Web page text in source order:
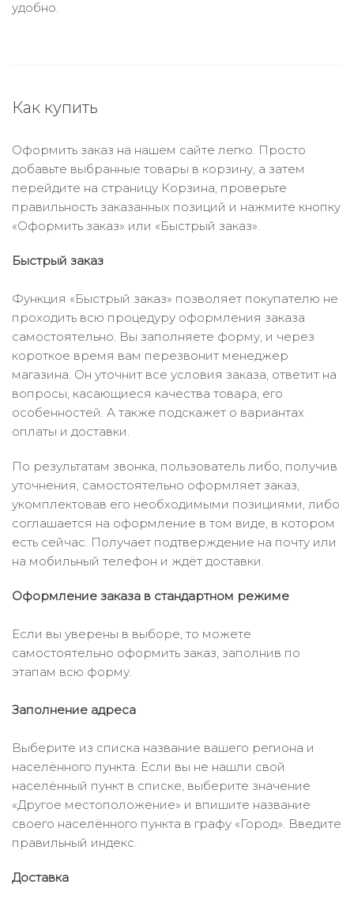
удобно.
Как купить
Оформить заказ на нашем сайте легко. Просто
добавьте выбранные товары в корзину, а затем
перейдите на страницу Корзина, проверьте
правильность заказанных позиций и нажмите кнопку
«Оформить заказ» или «Быстрый заказ».
Быстрый заказ
Функция «Быстрый заказ» позволяет покупателю не
проходить всю процедуру оформления заказа
самостоятельно. Вы заполняете форму, и через
короткое время вам перезвонит менеджер
магазина. Он уточнит все условия заказа, ответит на
вопросы, касающиеся качества товара, его
особенностей. А также подскажет о вариантах
оплаты и доставки.
По результатам звонка, пользователь либо, получив
уточнения, самостоятельно оформляет заказ,
укомплектовав его необходимыми позициями, либо
соглашается на оформление в том виде, в котором
есть сейчас. Получает подтверждение на почту или
на мобильный телефон и ждёт доставки.
Оформление заказа в стандартном режиме
Если вы уверены в выборе, то можете
самостоятельно оформить заказ, заполнив по
этапам всю форму.
Заполнение адреса
Выберите из списка название вашего региона и
населённого пункта. Если вы не нашли свой
населённый пункт в списке, выберите значение
«Другое местоположение» и впишите название
своего населённого пункта в графу «Город». Введите
правильный индекс.
Доставка